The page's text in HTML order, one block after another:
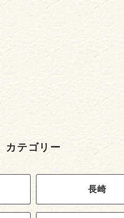
カテゴリー
長崎